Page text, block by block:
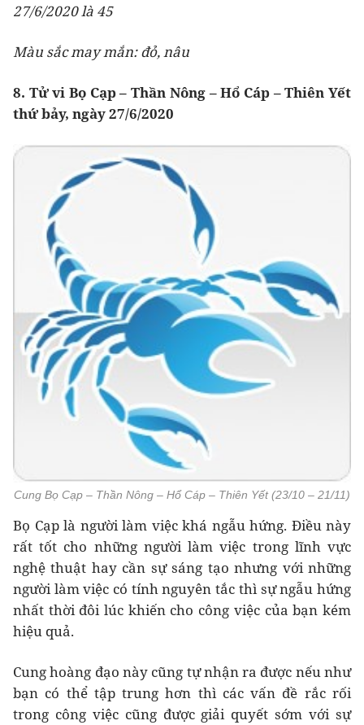
27/6/2020 là 45
Màu sắc may mắn: đỏ, nâu
8. Tử vi Bọ Cạp – Thần Nông – Hổ Cáp – Thiên Yết
thứ bảy, ngày 27/6/2020
Cung Bọ Cạp – Thần Nông – Hổ Cáp – Thiên Yết (23/10 – 21/11)
Bọ Cạp là người làm việc khá ngẫu hứng. Điều này
rất tốt cho những người làm việc trong lĩnh vực
nghệ thuật hay cần sự sáng tạo nhưng với những
người làm việc có tính nguyên tắc thì sự ngẫu hứng
nhất thời đôi lúc khiến cho công việc của bạn kém
hiệu quả.
Cung hoàng đạo này cũng tự nhận ra được nếu như
bạn có thể tập trung hơn thì các vấn đề rắc rối
trong công việc cũng được giải quyết sớm với sự